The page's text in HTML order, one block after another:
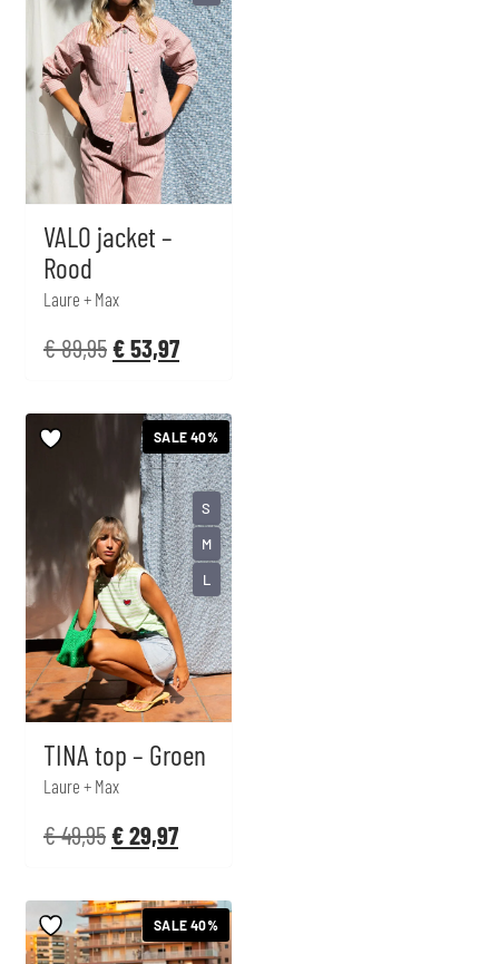
VALO jacket –
Rood
Laure + Max
€89,95€53,97
SALE 40%
TINA top – Groen
Laure + Max
€49,95€29,97
S
M
L
SALE 40%